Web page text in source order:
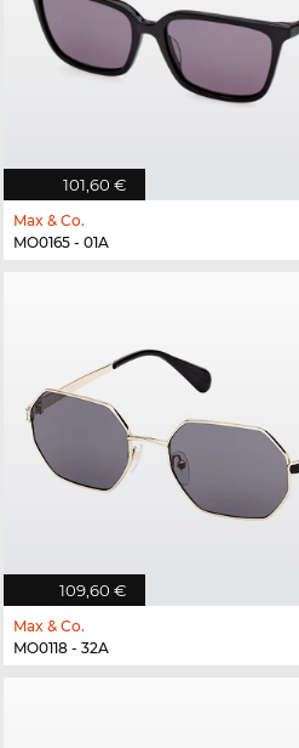
101,60 €
Max & Co.
MO0165 - 01A
109,60 €
Max & Co.
MO0118 - 32A